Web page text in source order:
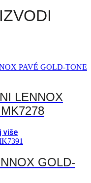
LENNOX
više
GOLD-